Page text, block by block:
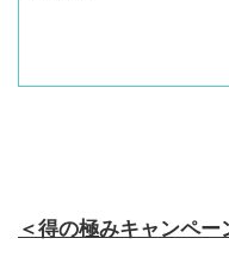
＜得の極みキャンペー